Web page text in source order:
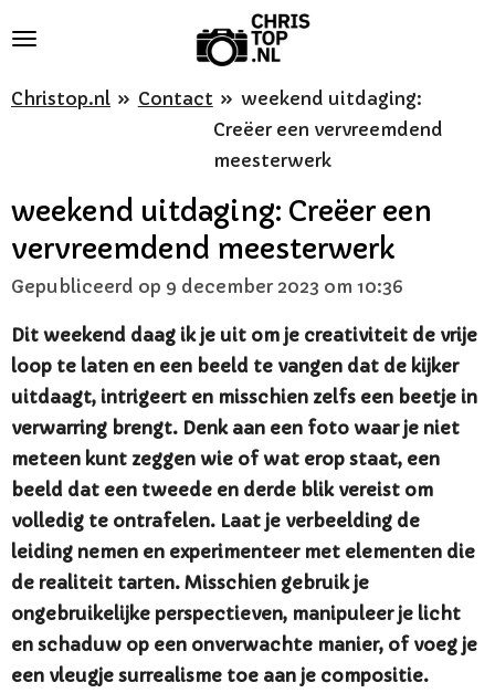
naar
Christop.nl » Contact » weekend uitdaging:
Creëer een vervreemdend
meesterwerk
weekend uitdaging: Creëer een
vervreemdend meesterwerk
Gepubliceerd op 9 december 2023 om 10:36
Dit weekend daag ik je uit om je creativiteit de vrije
loop te laten en een beeld te vangen dat de kijker
uitdaagt, intrigeert en misschien zelfs een beetje in
verwarring brengt. Denk aan een foto waar je niet
meteen kunt zeggen wie of wat erop staat, een
beeld dat een tweede en derde blik vereist om
volledig te ontrafelen. Laat je verbeelding de
leiding nemen en experimenteer met elementen die
de realiteit tarten. Misschien gebruik je
ongebruikelijke perspectieven, manipuleer je licht
en schaduw op een onverwachte manier, of voeg je
een vleugje surrealisme toe aan je compositie.